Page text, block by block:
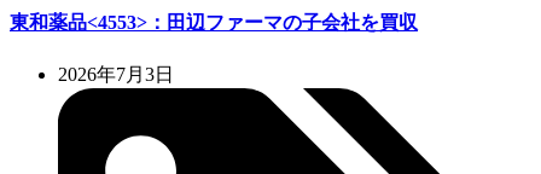
東和薬品<4553>：田辺ファーマの子会社を買収
2026年7月3日